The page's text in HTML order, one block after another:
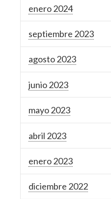
enero 2024
septiembre 2023
agosto 2023
junio 2023
mayo 2023
abril 2023
enero 2023
diciembre 2022